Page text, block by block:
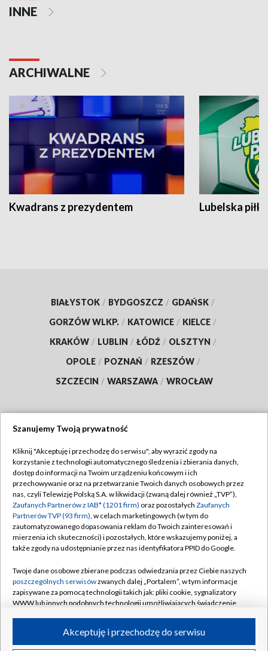
INNE
ARCHIWALNE
Kwadrans z prezydentem Lubelska piłka
BIAŁYSTOK / BYDGOSZCZ / GDAŃSK /
GORZÓW WLKP. / KATOWICE / KIELCE /
KRAKÓW / LUBLIN / ŁÓDŹ / OLSZTYN /
OPOLE / POZNAŃ / RZESZÓW /
SZCZECIN / WARSZAWA / WROCŁAW
TVP
Abonament TVP
Emisja w TVP
Centrum informacji TVP
Naziemna Telewizja Cyfrowa
Rada Programowa
System NOS
Informacje o nadawcy
Program dla prasy
Regulamin TVP
Polityka prywatności
Moje zgody
Pomoc
Kontakt
Kanały
Szanujemy Twoją prywatność
Kliknij "Akceptuję i przechodzę do serwisu", aby wyrazić zgody na
korzystanie z technologii automatycznego śledzenia i zbierania danych,
dostęp do informacji na Twoim urządzeniu końcowym i ich
przechowywanie oraz na przetwarzanie Twoich danych osobowych przez
nas, czyli Telewizję Polską S.A. w likwidacji (zwaną dalej również „TVP”),
Zaufanych Partnerów z IAB* (1201 firm) oraz pozostałych Zaufanych
Partnerów TVP (93 firm), w celach marketingowych (w tym do
zautomatyzowanego dopasowania reklam do Twoich zainteresowań i
mierzenia ich skuteczności) i pozostałych, które wskazujemy poniżej, a
także zgody na udostępnianie przez nas identyfikatora PPID do Google.
Twoje dane osobowe zbierane podczas odwiedzania przez Ciebie naszych
poszczególnych serwisówzwanych dalej „Portalem”, w tym informacje
zapisywane za pomocą technologii takich jak: pliki cookie, sygnalizatory
WWW lub innych podobnych technologii umożliwiających świadczenie
ruchu w Internecie.Akceptuję i przechodzę do serwisu